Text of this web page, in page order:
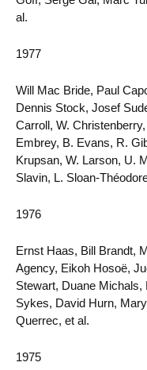
al.
1977
Will Mac Bride, Paul
Dennis Stock, Josef
Carroll, W.
Embrey, B. Evans, R.
Krupsan, W. Larson, U.
Slavin, L. Sloan-
1976
Ernst Haas, Bill Brandt,
Agency, Eikoh Hosoë,
Stewart, Duane
Sykes, David Hurn,
Querrec, et al.
1975